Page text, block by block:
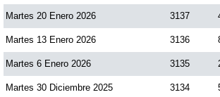
Martes 20 Enero 2026 3137
Martes 13 Enero 2026 3136
Martes 6 Enero 2026 3135
Martes 30 Diciembre 2025 3134